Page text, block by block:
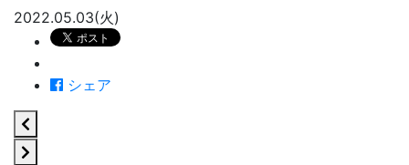
2022.05.03(火)
シェア